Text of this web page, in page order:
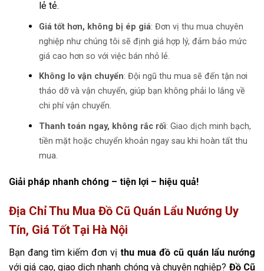
lẻ tẻ.
Giá tốt hơn, không bị ép giá: Đơn vị thu mua chuyên
nghiệp như chúng tôi sẽ định giá hợp lý, đảm bảo mức
giá cao hơn so với việc bán nhỏ lẻ.
Không lo vận chuyển: Đội ngũ thu mua sẽ đến tận nơi
tháo dỡ và vận chuyển, giúp bạn không phải lo lắng về
chi phí vận chuyển.
Thanh toán ngay, không rắc rối: Giao dịch minh bạch,
tiền mặt hoặc chuyển khoản ngay sau khi hoàn tất thu
mua.
Giải pháp nhanh chóng – tiện lợi – hiệu quả!
Địa Chỉ Thu Mua Đồ Cũ Quán Lẩu Nướng Uy
Tín, Giá Tốt Tại Hà Nội
Bạn đang tìm kiếm đơn vị thu mua đồ cũ quán lẩu nướng
với giá cao, giao dịch nhanh chóng và chuyên nghiệp? Đồ Cũ